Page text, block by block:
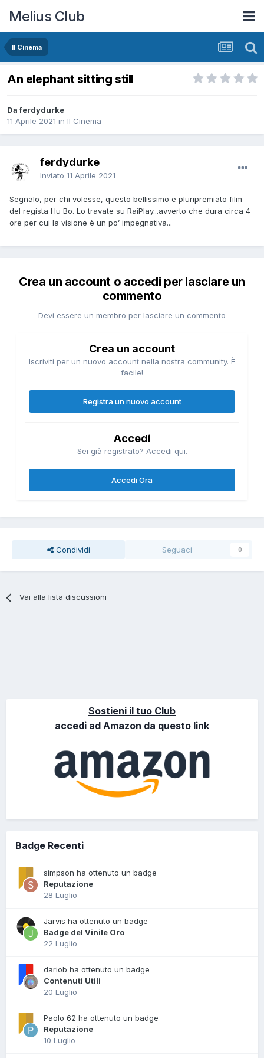
Melius Club
Il Cinema
An elephant sitting still
Da ferdydurke
11 Aprile 2021 in Il Cinema
ferdydurke
Inviato 11 Aprile 2021
Segnalo, per chi volesse, questo bellissimo e pluripremiato film
del regista Hu Bo. Lo travate su RaiPlay...avverto che dura circa 4
ore per cui la visione è un po’ impegnativa...
Crea un account o accedi per lasciare un
commento
Devi essere un membro per lasciare un commento
Crea un account
Iscriviti per un nuovo account nella nostra community. È
facile!
Registra un nuovo account
Accedi
Sei già registrato? Accedi qui.
Accedi Ora
Condividi Seguaci 0
Vai alla lista discussioni
Sostieni il tuo Club
accedi ad Amazon da questo link
Badge Recenti
simpson ha ottenuto un badge
Reputazione
28 Luglio
Jarvis ha ottenuto un badge
Badge del Vinile Oro
22 Luglio
dariob ha ottenuto un badge
Contenuti Utili
20 Luglio
Paolo 62 ha ottenuto un badge
Reputazione
10 Luglio